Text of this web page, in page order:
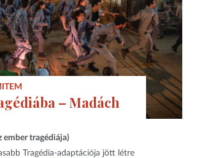
– Madách
ember tragédiája)
Tragédia-adaptációja jött létre